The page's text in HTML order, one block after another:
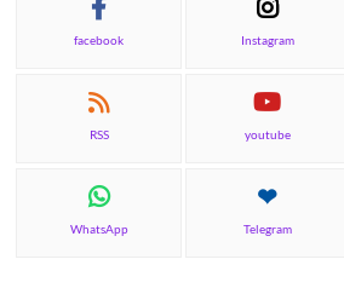
facebook Instagram
RSS youtube
WhatsApp Telegram